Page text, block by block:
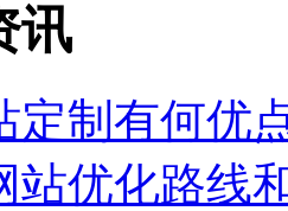
讯
定制有何优
站优化路线